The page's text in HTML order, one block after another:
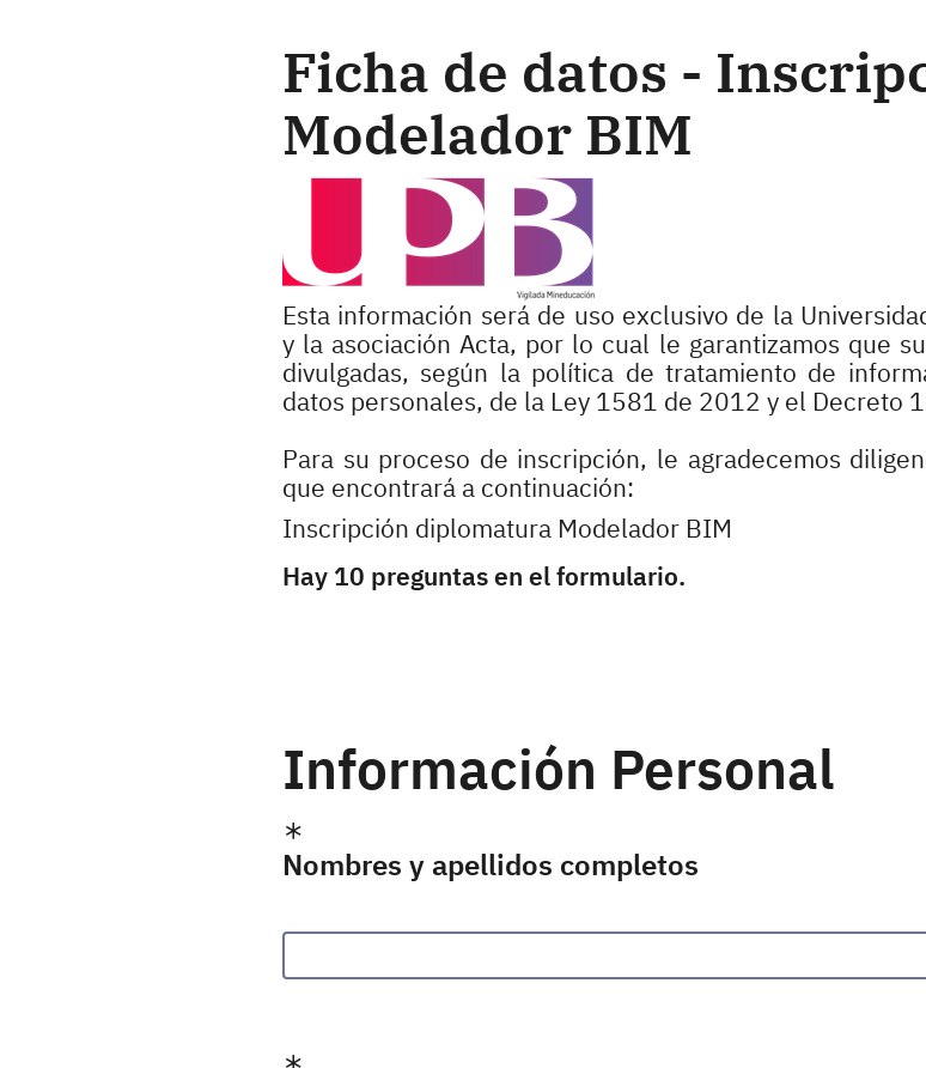
Ficha de datos -
Modelador BIM
Esta información será de uso exclusivo de la
y la asociación Acta, por lo cual le garantizamos que
divulgadas, según la política de tratamiento de
datos personales, de la Ley 1581 de 2012 y el Decreto
Para su proceso de inscripción, le agradecemos
que encontrará a continuación:
Inscripción diplomatura Modelador BIM
Hay 10 preguntas en el formulario.
Información Personal
Nombres y apellidos completos